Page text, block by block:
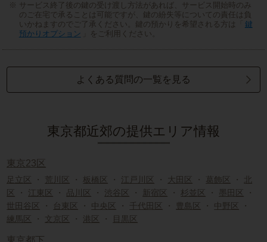
サービス終了後の鍵の受け渡し方法があれば、サービス開始時のみ
のご在宅で承ることは可能ですが、鍵の紛失等についての責任は負
いかねますのでご了承ください。鍵の預かりを希望される方は「
鍵
預かりオプション
」をご利用ください。
よくある質問の一覧を見る
東京都近郊の提供エリア情報
東京23区
足立区 ・ 荒川区 ・板橋区 ・ 江戸川区 ・ 大田区 ・ 葛飾区 ・
北
区
・ 江東区 ・ 品川区 ・ 渋谷区 ・ 新宿区 ・杉並区 ・ 墨田区
・
世田谷区
・ 台東区 ・ 中央区 ・ 千代田区 ・ 豊島区 ・ 中野区
・
練馬区
・ 文京区 ・ 港区 ・ 目黒区